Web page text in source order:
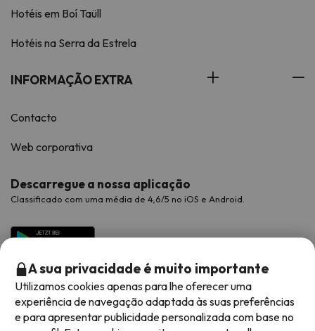
Hotéis em Boí Taüll
Hotéis na Serra da Estrela
INFORMAÇÃO EXTRA
Contacto
Web corporativa
Descarregue a nossa aplicação
Classificado com uma média de 4,6/5 no iOS e Android.
A sua privacidade é muito importante
Utilizamos cookies apenas para lhe oferecer uma
experiência de navegação adaptada às suas preferências
e para apresentar publicidade personalizada com base no